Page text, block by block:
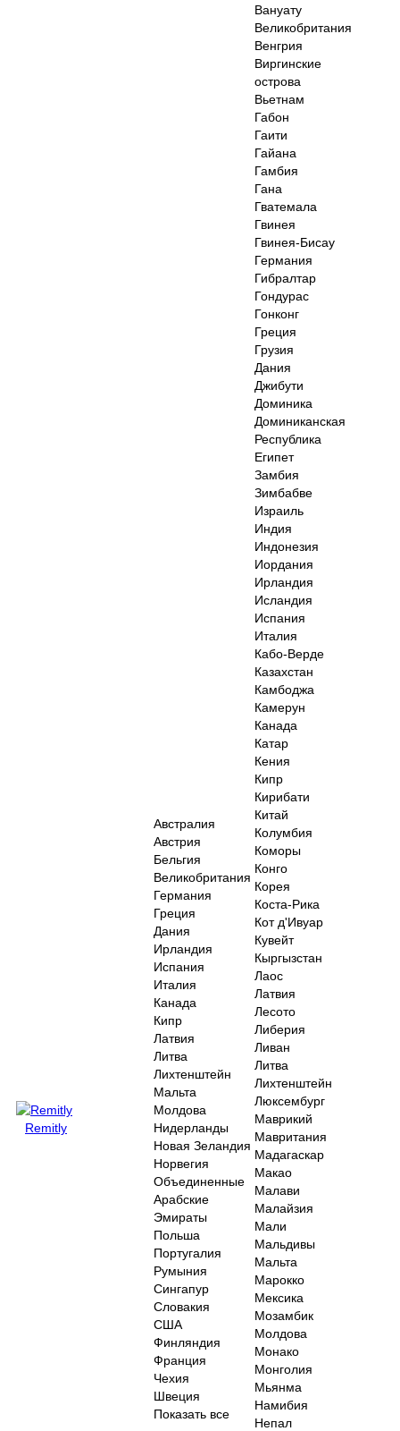
Remitly
Австралия
Австрия
Бельгия
Великобритания
Германия
Греция
Дания
Ирландия
Испания
Италия
Канада
Кипр
Латвия
Литва
Лихтенштейн
Мальта
Молдова
Нидерланды
Новая Зеландия
Норвегия
Объединенные
Арабские
Эмираты
Польша
Португалия
Румыния
Сингапур
Словакия
США
Финляндия
Франция
Чехия
Швеция
Показать все
Вануату
Великобритания
Венгрия
Виргинские
острова
Вьетнам
Габон
Гаити
Гайана
Гамбия
Гана
Гватемала
Гвинея
Гвинея-Бисау
Германия
Гибралтар
Гондурас
Гонконг
Греция
Грузия
Дания
Джибути
Доминика
Доминиканская
Республика
Египет
Замбия
Зимбабве
Израиль
Индия
Индонезия
Иордания
Ирландия
Исландия
Испания
Италия
Кабо-Верде
Казахстан
Камбоджа
Камерун
Канада
Катар
Кения
Кипр
Кирибати
Китай
Колумбия
Коморы
Конго
Корея
Коста-Рика
Кот д'Ивуар
Кувейт
Кыргызстан
Лаос
Латвия
Лесото
Либерия
Ливан
Литва
Лихтенштейн
Люксембург
Маврикий
Мавритания
Мадагаскар
Макао
Малави
Малайзия
Мали
Мальдивы
Мальта
Марокко
Мексика
Мозамбик
Молдова
Монако
Монголия
Мьянма
Намибия
Непал